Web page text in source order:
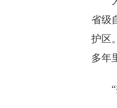
省级
护区
多年
“把